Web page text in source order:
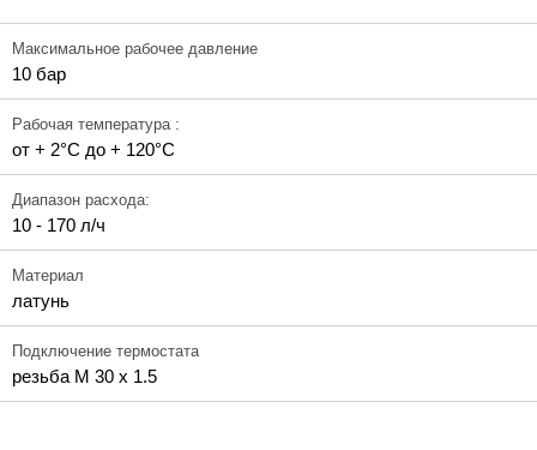
Максимальное рабочее давление
10 бар
Рабочая температура :
от + 2°С до + 120°С
Диапазон расхода:
10 - 170 л/ч
Материал
латунь
Подключение термостата
резьба M 30 x 1.5